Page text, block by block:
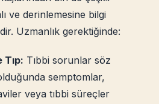
ve derinlemesine bilgi
Uzmanlık gerektiğinde:
Tıp: Tıbbi sorunlar söz
semptomlar,
veya tıbbi süreçler